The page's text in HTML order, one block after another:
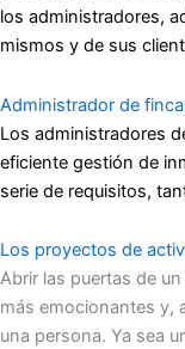
los administradores,
mismos y de sus
Administrador de
Los administradores
eficiente gestión de
serie de requisitos,
Los proyectos de
Abrir las puertas de
más emocionantes y,
una persona. Ya sea